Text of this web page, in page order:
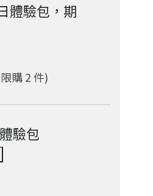
體驗包，期
購 2 件)
驗包